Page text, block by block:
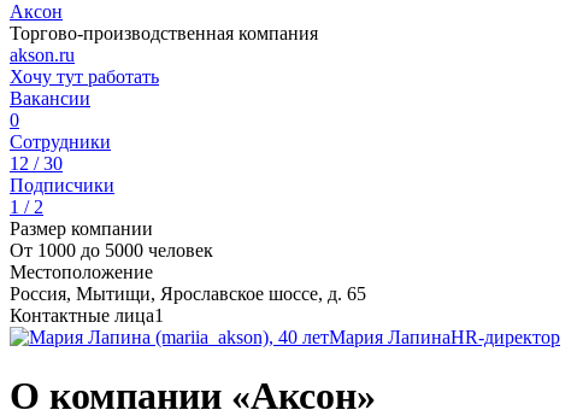
Аксон
Торгово-производственная компания
akson.ru
Хочу тут работать
Вакансии
0
Сотрудники
12 / 30
Подписчики
1 / 2
Размер компании
От 1000 до 5000 человек
Местоположение
Россия, Мытищи, Ярославское шоссе, д. 65
Контактные лица1
Мария ЛапинаHR-директор
О компании «Аксон»